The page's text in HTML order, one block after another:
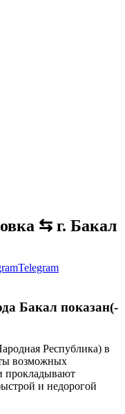
⇆ г. Бакал
Telegram
Бакал показан(-
Республика) в
возможных
прокладывают
и недорогой